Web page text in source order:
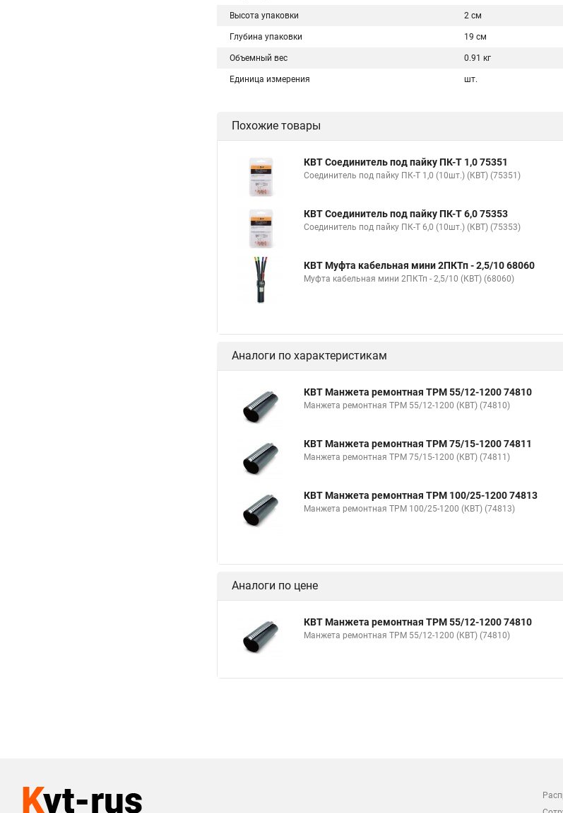
Высота упаковки 2 см
Глубина упаковки 19 см
Объемный вес 0.91 кг
Единица измерения шт.
Похожие товары
КВТ Соединитель под пайку ПК-Т 1,0 75351
Соединитель под пайку ПК-Т 1,0 (10шт.) (КВТ) (75351)
КВТ Соединитель под пайку ПК-Т 6,0 75353
Соединитель под пайку ПК-Т 6,0 (10шт.) (КВТ) (75353)
КВТ Муфта кабельная мини 2ПКТп - 2,5/10 68060
Муфта кабельная мини 2ПКТп - 2,5/10 (КВТ) (68060)
Аналоги по характеристикам
КВТ Манжета ремонтная ТРМ 55/12-1200 74810
Манжета ремонтная ТРМ 55/12-1200 (КВТ) (74810)
КВТ Манжета ремонтная ТРМ 75/15-1200 74811
Манжета ремонтная ТРМ 75/15-1200 (КВТ) (74811)
КВТ Манжета ремонтная ТРМ 100/25-1200 74813
Манжета ремонтная ТРМ 100/25-1200 (КВТ) (74813)
Аналоги по цене
КВТ Манжета ремонтная ТРМ 55/12-1200 74810
Манжета ремонтная ТРМ 55/12-1200 (КВТ) (74810)